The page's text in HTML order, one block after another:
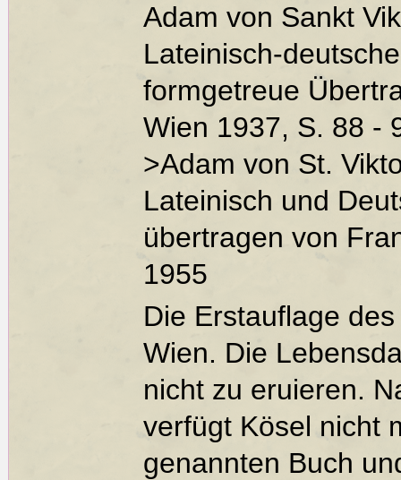
Adam von Sankt
Lateinisch-
formgetreue
Wien 1937, S. 88 -
>Adam von St.
Lateinisch und
übertragen von
1955
Die Erstauflage
Wien. Die
nicht zu eruieren.
verfügt Kösel nicht
genannten Buch